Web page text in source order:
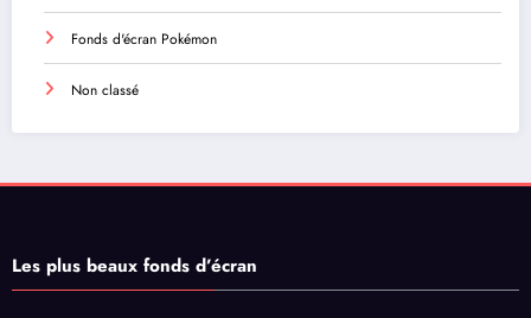
Fonds d'écran Pokémon
Non classé
Les plus beaux fonds d’écran